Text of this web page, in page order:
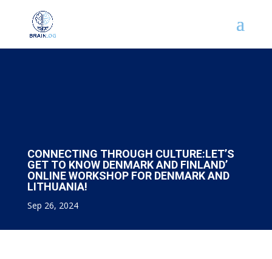
CONNECTING THROUGH CULTURE:LET’S
GET TO KNOW DENMARK AND FINLAND’
ONLINE WORKSHOP FOR DENMARK AND
LITHUANIA!
Sep 26, 2024